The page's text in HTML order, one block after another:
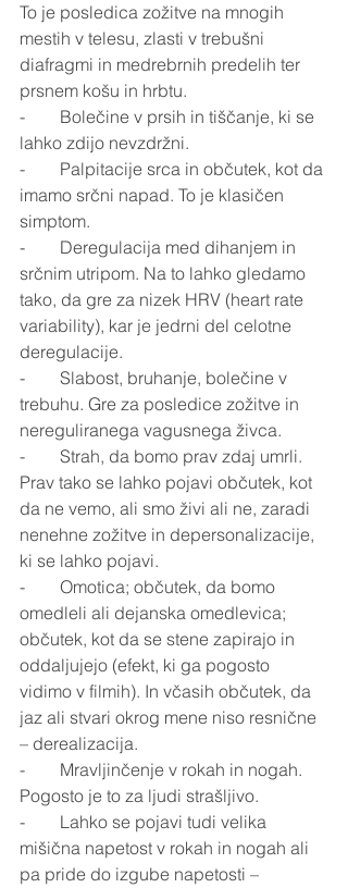
To je posledica zožitve na mnogih
mestih v telesu, zlasti v trebušni
diafragmi in medrebrnih predelih ter
prsnem košu in hrbtu.
-        Bolečine v prsih in tiščanje, ki se
lahko zdijo nevzdržni.
-        Palpitacije srca in občutek, kot da
imamo srčni napad. To je klasičen
simptom.
-        Deregulacija med dihanjem in
srčnim utripom. Na to lahko gledamo
tako, da gre za nizek HRV (heart rate
variability), kar je jedrni del celotne
deregulacije.
-        Slabost, bruhanje, bolečine v
trebuhu. Gre za posledice zožitve in
nereguliranega vagusnega živca.
-        Strah, da bomo prav zdaj umrli.
Prav tako se lahko pojavi občutek, kot
da ne vemo, ali smo živi ali ne, zaradi
nenehne zožitve in depersonalizacije,
ki se lahko pojavi.
-        Omotica; občutek, da bomo
omedleli ali dejanska omedlevica;
občutek, kot da se stene zapirajo in
oddaljujejo (efekt, ki ga pogosto
vidimo v filmih). In včasih občutek, da
jaz ali stvari okrog mene niso resnične
– derealizacija.
-        Mravljinčenje v rokah in nogah.
Pogosto je to za ljudi strašljivo.
-        Lahko se pojavi tudi velika
mišična napetost v rokah in nogah ali
pa pride do izgube napetosti –